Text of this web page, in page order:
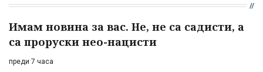
Имам новина за вас. Не, не са садисти, а
са проруски нео-нацисти
преди 7 часа